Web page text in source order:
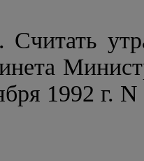
Считать
1992 г.